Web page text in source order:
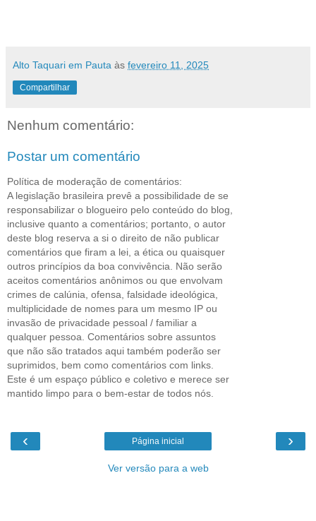
Alto Taquari em Pauta às fevereiro 11, 2025
Compartilhar
Nenhum comentário:
Postar um comentário
Política de moderação de comentários:
A legislação brasileira prevê a possibilidade de se
responsabilizar o blogueiro pelo conteúdo do blog,
inclusive quanto a comentários; portanto, o autor
deste blog reserva a si o direito de não publicar
comentários que firam a lei, a ética ou quaisquer
outros princípios da boa convivência. Não serão
aceitos comentários anônimos ou que envolvam
crimes de calúnia, ofensa, falsidade ideológica,
multiplicidade de nomes para um mesmo IP ou
invasão de privacidade pessoal / familiar a
qualquer pessoa. Comentários sobre assuntos
que não são tratados aqui também poderão ser
suprimidos, bem como comentários com links.
Este é um espaço público e coletivo e merece ser
mantido limpo para o bem-estar de todos nós.
‹ ›
Página inicial
Ver versão para a web